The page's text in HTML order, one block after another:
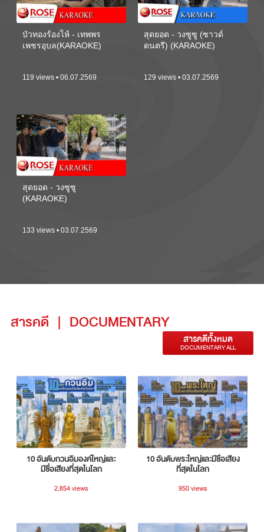
บัวทองร้องไห้ - เทพพร
เพชรอุบล(KARAOKE)
119 views • 06.07.2569
สุดยอด - วงซูซู (ซาวด์
ดนตรี) (KARAOKE)
129 views • 03.07.2569
สุดยอด - วงซูซู
(KARAOKE)
133 views • 03.07.2569
สารคดี | DOCUMENTARY
สารคดีทั้งหมด
DOCUMENTARY ALL
10 อันดับกวนอิมองค์ใหญ่และ
มีชื่อเสียงที่สุดในโลก
2,854 views
10 อันดับพระใหญ่และมีชื่อเสียง
ที่สุดในโลก
950 views